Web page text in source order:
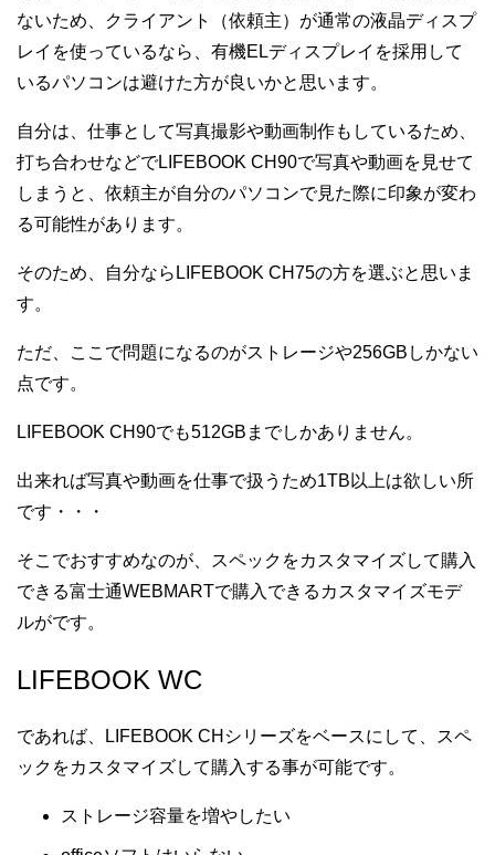
ないため、クライアント（依頼主）が通常の液晶ディスプ
レイを使っているなら、有機ELディスプレイを採用して
いるパソコンは避けた方が良いかと思います。
自分は、仕事として写真撮影や動画制作もしているため、
打ち合わせなどでLIFEBOOK CH90で写真や動画を見せて
しまうと、依頼主が自分のパソコンで見た際に印象が変わ
る可能性があります。
そのため、自分ならLIFEBOOK CH75の方を選ぶと思いま
す。
ただ、ここで問題になるのがストレージや256GBしかない
点です。
LIFEBOOK CH90でも512GBまでしかありません。
出来れば写真や動画を仕事で扱うため1TB以上は欲しい所
です・・・
そこでおすすめなのが、スペックをカスタマイズして購入
できる富士通WEBMARTで購入できるカスタマイズモデ
ルがです。
LIFEBOOK WC
であれば、LIFEBOOK CHシリーズをベースにして、スペ
ックをカスタマイズして購入する事が可能です。
ストレージ容量を増やしたい